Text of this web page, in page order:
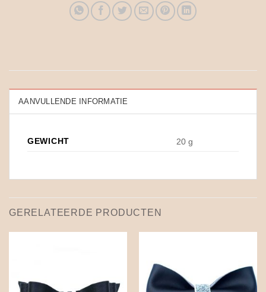
AANVULLENDE INFORMATIE
GEWICHT 20 g
GERELATEERDE PRODUCTEN